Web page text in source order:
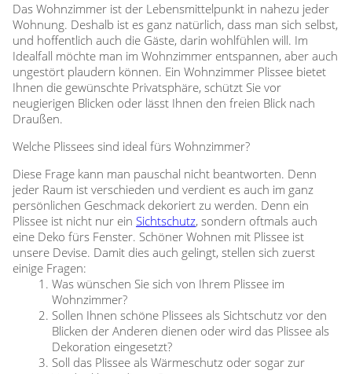
Das Wohnzimmer ist der Lebensmittelpunkt in nahezu jeder
Wohnung. Deshalb ist es ganz natürlich, dass man sich selbst,
und hoffentlich auch die Gäste, darin wohlfühlen will. Im
Idealfall möchte man im Wohnzimmer entspannen, aber auch
ungestört plaudern können. Ein Wohnzimmer Plissee bietet
Ihnen die gewünschte Privatsphäre, schützt Sie vor
neugierigen Blicken oder lässt Ihnen den freien Blick nach
Draußen.
Welche Plissees sind ideal fürs Wohnzimmer?
Diese Frage kann man pauschal nicht beantworten. Denn
jeder Raum ist verschieden und verdient es auch im ganz
persönlichen Geschmack dekoriert zu werden. Denn ein
Plissee ist nicht nur ein Sichtschutz, sondern oftmals auch
eine Deko fürs Fenster. Schöner Wohnen mit Plissee ist
unsere Devise. Damit dies auch gelingt, stellen sich zuerst
einige Fragen:
Was wünschen Sie sich von Ihrem Plissee im
Wohnzimmer?
Sollen Ihnen schöne Plissees als Sichtschutz vor den
Blicken der Anderen dienen oder wird das Plissee als
Dekoration eingesetzt?
Soll das Plissee als Wärmeschutz oder sogar zur